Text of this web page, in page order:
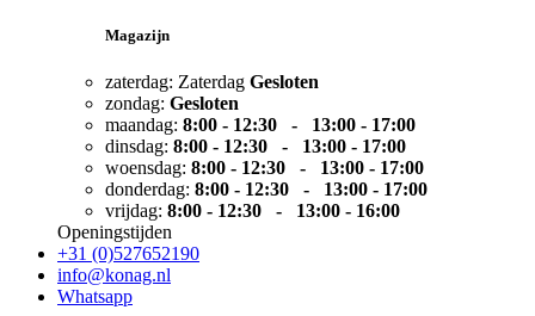
Magazijn
zaterdag: Zaterdag Gesloten
zondag: Gesloten
maandag: 8:00 - 12:30 - 13:00 - 17:00
dinsdag: 8:00 - 12:30 - 13:00 - 17:00
woensdag: 8:00 - 12:30 - 13:00 - 17:00
donderdag: 8:00 - 12:30 - 13:00 - 17:00
vrijdag: 8:00 - 12:30 - 13:00 - 16:00
Openingstijden
+31 (0)527652190
info@konag.nl
Whatsapp